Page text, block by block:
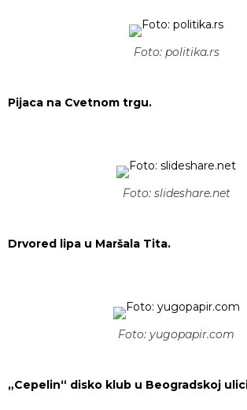
Foto: politika.rs
Pijaca na Cvetnom trgu.
Foto: slideshare.net
Drvored lipa u Maršala Tita.
Foto: yugopapir.com
„Cepelin“ disko klub u Beogradskoj